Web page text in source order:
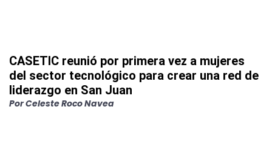
CASETIC reunió por primera vez a mujeres
del sector tecnológico para crear una red de
liderazgo en San Juan
PorCeleste Roco Navea